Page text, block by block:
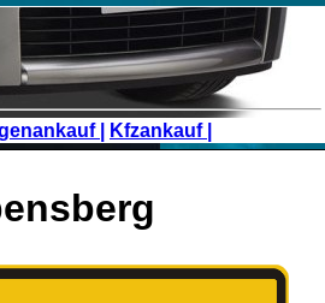
| Kfzankauf |